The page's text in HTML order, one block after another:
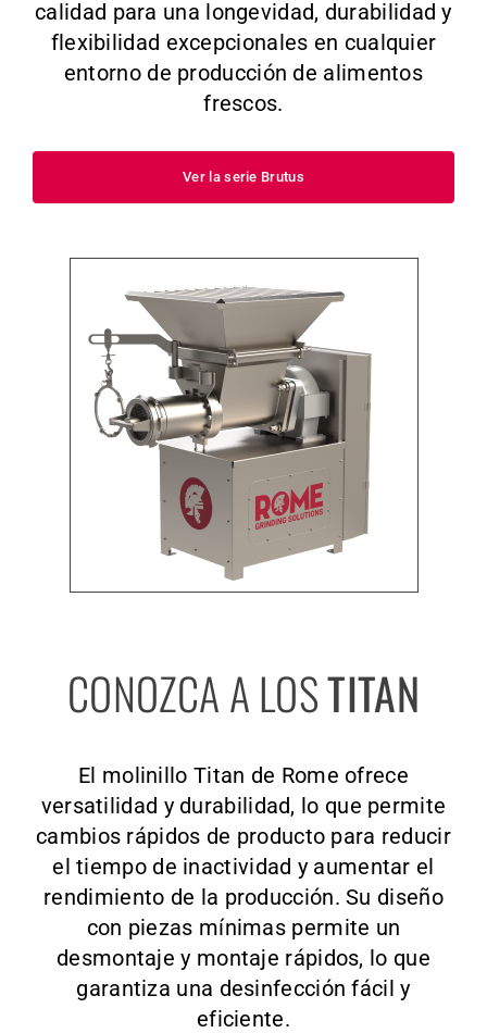
calidad para una longevidad, durabilidad y
flexibilidad excepcionales en cualquier
entorno de producción de alimentos
frescos.
Ver la serie Brutus
CONOZCA A LOSTITAN
El molinillo Titan de Rome ofrece
versatilidad y durabilidad, lo que permite
cambios rápidos de producto para reducir
el tiempo de inactividad y aumentar el
rendimiento de la producción. Su diseño
con piezas mínimas permite un
desmontaje y montaje rápidos, lo que
garantiza una desinfección fácil y
eficiente.